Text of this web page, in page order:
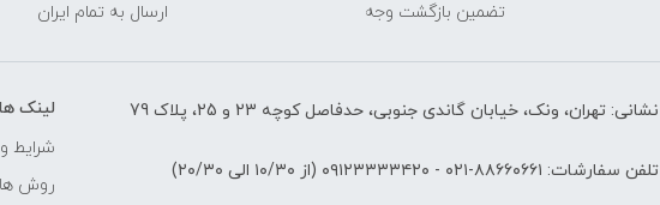
تضمین بازگشت وجه ارسال به تمام ایران
نشانی: تهران، ونک، خیابان گاندی جنوبی، حدفاصل کوچه 23 و 25، پلاک 79
تلفن سفارشات: ۸۸۶۶۰۶۶۱-۰۲۱ - ۰۹۱۲۳۳۳۳۴۲۰ (از ۱۰/۳۰ الی ۲۰/۳۰)
لینک ها
شرایط
روش